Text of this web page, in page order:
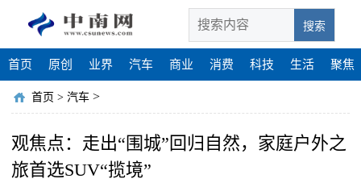
搜索
首页 原创 业界 汽车 商业 消费 科技 生活 聚焦
首页 > 汽车 >
观焦点：走出“围城”回归自然，家庭户外之
旅首选SUV“揽境”